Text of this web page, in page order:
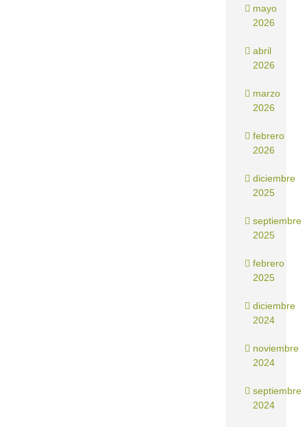
mayo
2026
abril
2026
marzo
2026
febrero
2026
diciembre
2025
septiembre
2025
febrero
2025
diciembre
2024
noviembre
2024
septiembre
2024